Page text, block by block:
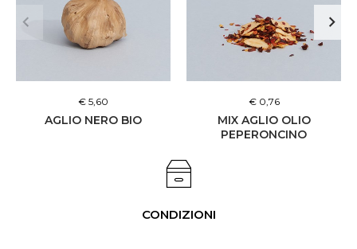
AGLIO NERO BIO
€ 5,60
MIX AGLIO OLIO
PEPERONCINO
€ 0,76
CONDIZIONI